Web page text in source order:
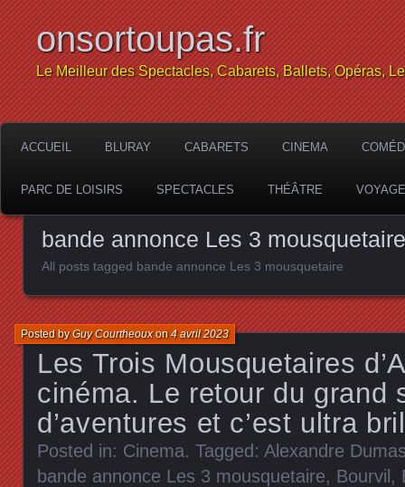
onsortoupas.fr
Le Meilleur des Spectacles, Cabarets, Ballets, Opéras,
ACCUEIL BLURAY CABARETS CINEMA
PARC DE LOISIRS SPECTACLES THÉÂTRE
bande annonce Les 3 mousquetaire
All posts tagged bande annonce Les 3 mousquetaire
Les Trois Mousquetaires
cinéma. Le retour du grand
d’aventures et c’est ultra
Posted byGuy Courtheouxon4 avril 2023
Posted in: Cinema. Tagged: Alexandre
bande annonce Les 3 mousquetaire, Bourvil,